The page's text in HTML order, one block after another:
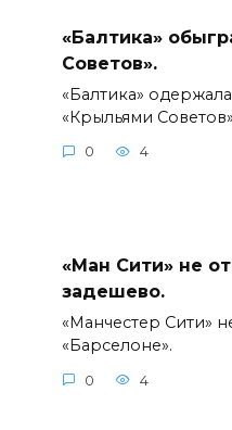
«Балтика»
Советов».
«Балтика»
«Крыльями
0 4
«Ман Сити» не
задешево.
«Манчестер Сити»
«Барселоне».
0 4